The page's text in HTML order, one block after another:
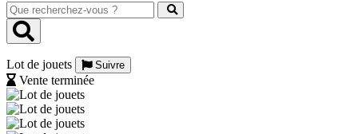
Que
recherchez-
vous
Lot de jouets
Suivre
Vente terminée